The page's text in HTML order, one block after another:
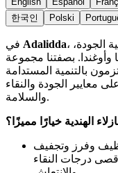
한국인
Polski
Adalidda، نفخر بتقديم حبوب البازلاء الهندية عالية الجودة،
وأوغندا. بصفتنا مجموعة
بالتنمية المستدامة
معايير الجودة والنقاء
والسلامة.
الهندية خيارًا مميزًا؟
وفرز وتجفيف
درجات النقاء